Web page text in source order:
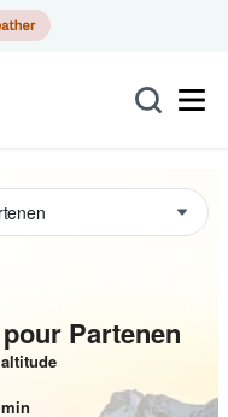
pour Partenen
altitude
min